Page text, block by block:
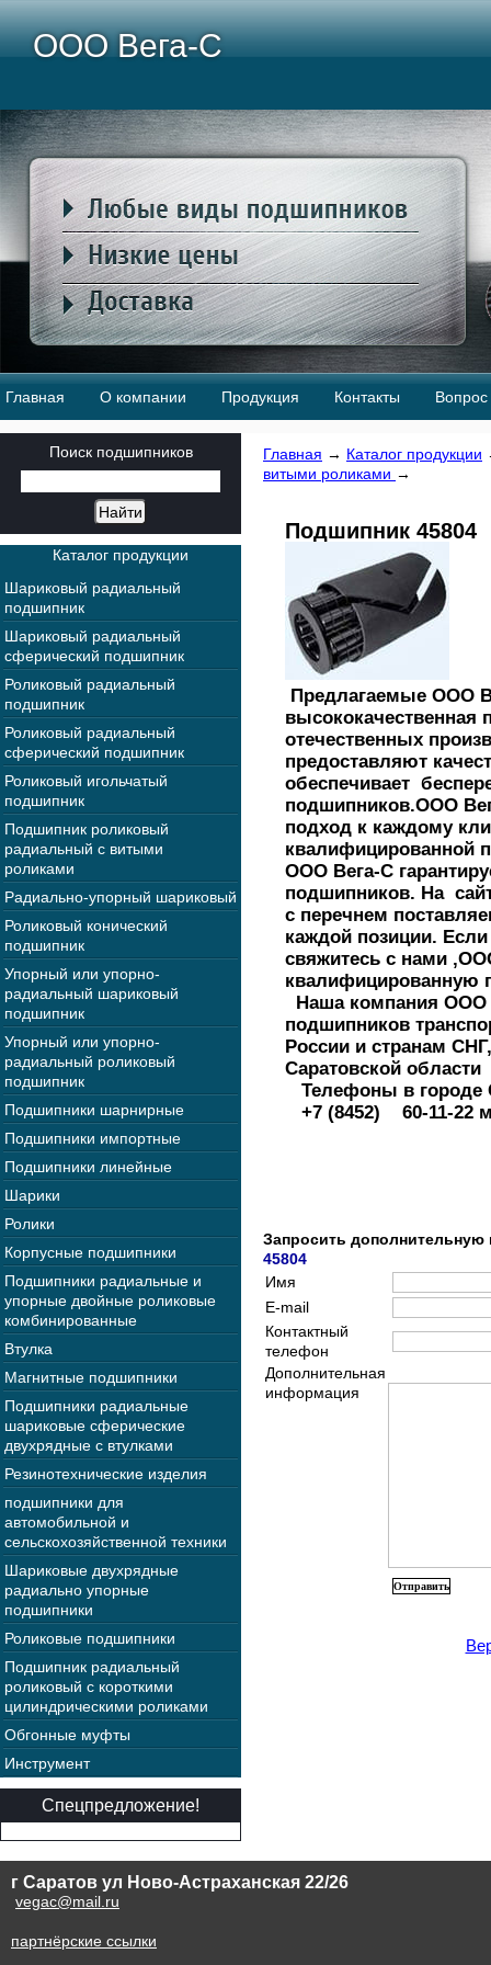
ООО Вега-С
Главная О компании Продукция Контакты Вопрос
Главная → Каталог продукции
витыми роликами →
Подшипник 45804
Предлагаемые ООО
высококачественная
отечественных
предоставляют
обеспечивает
подшипников.ООО
подход к каждому
квалифицированной
ООО Вега-С
подшипников. На
с перечнем
каждой позиции.
свяжитесь с нами
квалифицированную
Наша компания ООО
подшипников
России и странам
Саратовской области
Телефоны в городе
+7 (8452) 60-11-22
Запросить
45804
Имя
E-mail
Контактный
телефон
Дополнительная
информация
Поиск подшипников
Каталог продукции
Шариковый радиальный
подшипник
Шариковый радиальный
сферический подшипник
Роликовый радиальный
подшипник
Роликовый радиальный
сферический подшипник
Роликовый игольчатый
подшипник
Подшипник роликовый
радиальный с витыми
роликами
Радиально-упорный шариковый
Роликовый конический
подшипник
Упорный или упорно-
радиальный шариковый
подшипник
Упорный или упорно-
радиальный роликовый
подшипник
Подшипники шарнирные
Подшипники импортные
Подшипники линейные
Шарики
Ролики
Корпусные подшипники
Подшипники радиальные и
упорные двойные роликовые
комбинированные
Втулка
Магнитные подшипники
Подшипники радиальные
шариковые сферические
двухрядные с втулками
Резинотехнические изделия
подшипники для
автомобильной и
сельскохозяйственной техники
Шариковые двухрядные
радиально упорные
подшипники
Роликовые подшипники
Подшипник радиальный
роликовый с короткими
цилиндрическими роликами
Обгонные муфты
Инструмент
Спецпредложение!
г Саратов ул Ново-Астраханская 22/26
vegac@mail.ru
партнёрские ссылки